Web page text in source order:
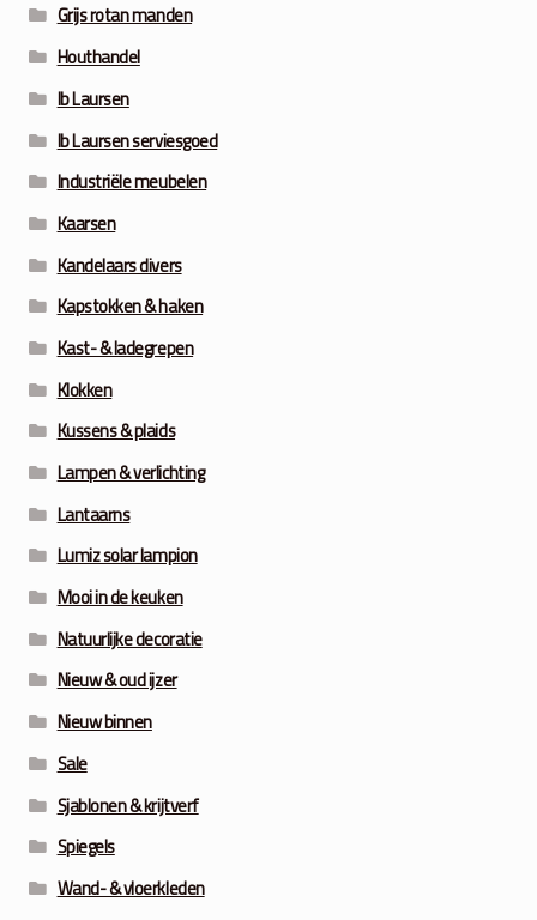
Grijs rotan manden
Houthandel
Ib Laursen
Ib Laursen serviesgoed
Industriële meubelen
Kaarsen
Kandelaars divers
Kapstokken & haken
Kast- & ladegrepen
Klokken
Kussens & plaids
Lampen & verlichting
Lantaarns
Lumiz solar lampion
Mooi in de keuken
Natuurlijke decoratie
Nieuw & oud ijzer
Nieuw binnen
Sale
Sjablonen & krijtverf
Spiegels
Wand- & vloerkleden